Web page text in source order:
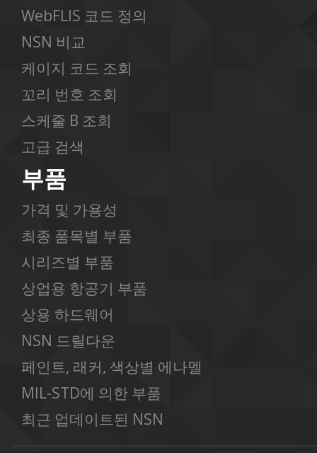
WebFLIS 코드 정의
NSN 비교
케이지 코드 조회
꼬리 번호 조회
스케줄 B 조회
고급 검색
부품
가격 및 가용성
최종 품목별 부품
시리즈별 부품
상업용 항공기 부품
상용 하드웨어
NSN 드릴다운
페인트, 래커, 색상별 에나멜
MIL-STD에 의한 부품
최근 업데이트된 NSN